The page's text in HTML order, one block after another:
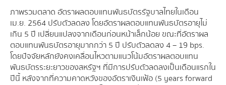
ภาพรวมตลาด อัตราผลตอบแทนพันธบัตรรัฐบาลไทยในเดือน
เม.ย. 2564 ปรับตัวลดลง โดยอัตราผลตอบแทนพันธบัตรอายุไม่
เกิน 5 ปี เปลี่ยนแปลงจากเดือนก่อนหน้าเล็กน้อย ขณะที่อัตราผล
ตอบแทนพันธบัตรอายุมากกว่า 5 ปี ปรับตัวลดลง 4 – 19 bps.
โดยปัจจัยหลักยังคงเคลื่อนไหวตามแนวโน้มอัตราผลตอบแทน
พันธบัตรระยะยาวของสหรัฐฯ ที่มีการปรับตัวลดลงเป็นเดือนแรกใน
ปีนี้ หลังจากที่ความคาดหวังของอัตราเงินเฟ้อ (5 years forward